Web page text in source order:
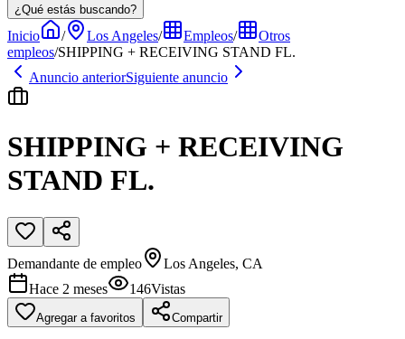
¿Qué estás buscando?
Inicio / Los Angeles/ Empleos/
Otros
empleos/SHIPPING + RECEIVING STAND FL.
Anuncio anteriorSiguiente anuncio
SHIPPING + RECEIVING
STAND FL.
Demandante de empleo
Los Angeles, CA
Hace 2 meses
146Vistas
Agregar a favoritos Compartir